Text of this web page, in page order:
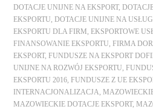
DOTACJE UNIJNE NA EKSPORT,
EKSPORTU,DOTACJE UNIJNE NA
EKSPORTU DLA FIRM,EKSPORTOWE
FINANSOWANIE EKSPORTU, FIRMA
EKSPORT, FUNDUSZE NA EKSPORT
UNIJNE NA ROZWÓJ EKSPORTU,
EKSPORTU 2016, FUNDUSZE Z UE
INTERNACJONALIZACJA,
MAZOWIECKIE DOTACJE EKSPORT,